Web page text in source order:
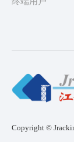
Copyright ©